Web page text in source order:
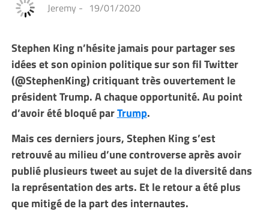
Jeremy - 19/01/2020
Stephen King n’hésite jamais pour partager ses
idées et son opinion politique sur son fil Twitter
(@StephenKing) critiquant très ouvertement le
président Trump. A chaque opportunité. Au point
d’avoir été bloqué parTrump.
Mais ces derniers jours, Stephen King s’est
retrouvé au milieu d’une controverse après avoir
publié plusieurs tweet au sujet de la diversité dans
la représentation des arts. Et le retour a été plus
que mitigé de la part des internautes.